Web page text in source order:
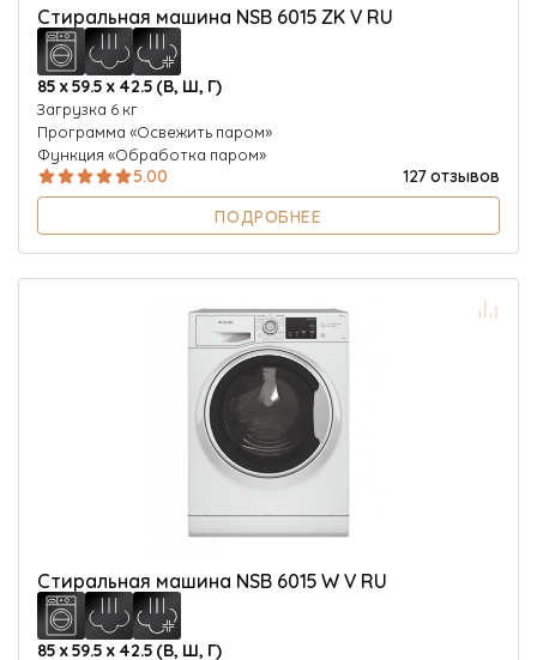
Стиральная машина NSB 6015 ZK V RU
85 х 59.5 х 42.5 (В, Ш, Г)
Загрузка 6 кг
Программа «Освежить паром»
Функция «Обработка паром»
5.00
127 отзывов
ПОДРОБНЕЕ
Стиральная машина NSB 6015 W V RU
85 х 59.5 х 42.5 (В, Ш, Г)